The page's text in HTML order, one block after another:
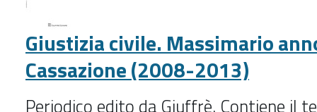
Giustizia civile. Massimario
Cassazione (2008-2013)
Periodico edito da Giuffrè. Contiene il